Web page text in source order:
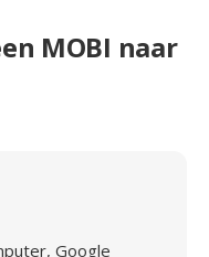
MOBI naar
Google